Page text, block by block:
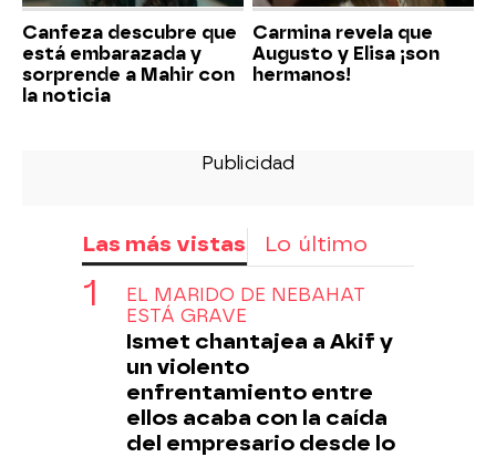
Canfeza descubre que
está embarazada y
sorprende a Mahir con
la noticia
Carmina revela que
Augusto y Elisa ¡son
hermanos!
Las más vistas Lo último
EL MARIDO DE NEBAHAT
ESTÁ GRAVE
Ismet chantajea a Akif y
un violento
enfrentamiento entre
ellos acaba con la caída
del empresario desde lo